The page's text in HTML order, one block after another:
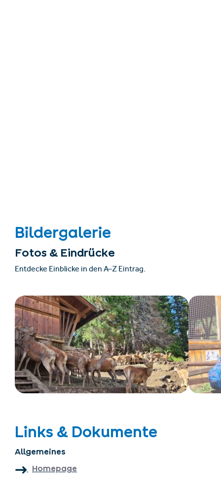
Bildergalerie
Fotos & Eindrücke
Entdecke Einblicke in den A–Z Eintrag.
Links & Dokumente
Allgemeines
Homepage